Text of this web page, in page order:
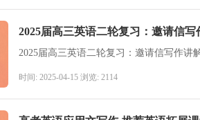
2025届高三英语二轮复习：邀请信写
2025届高三英语二轮复习：邀请信写作讲
时间: 2025-04-15 浏览: 2114